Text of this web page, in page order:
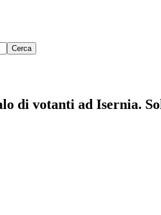
di votanti ad Isernia.